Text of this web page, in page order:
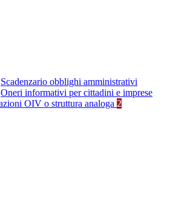
Scadenzario obblighi amministrativi
Oneri informativi per cittadini e imprese
OIV o struttura analoga 2